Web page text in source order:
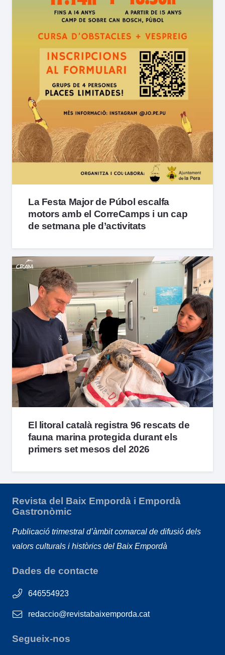
La Festa Major de Púbol escalfa
motors amb el CorreCamps i un cap
de setmana ple d’activitats
El litoral català registra 96 rescats de
fauna marina protegida durant els
primers set mesos del 2026
Revista del Baix Empordà i Empordà
Gastronòmic
Publicació trimestral d’àmbit comarcal de difusió dels
valors culturals i històrics del Baix Empordà
Dades de contacte
646554923
redaccio@revistabaixemporda.cat
Segueix-nos